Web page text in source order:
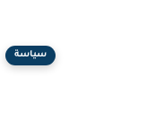
سياسة